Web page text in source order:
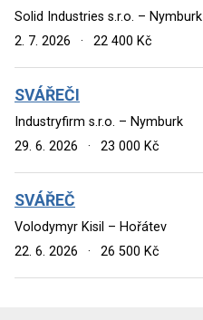
Solid Industries s.r.o. – Nymburk
2. 7. 2026
· 22 400 Kč
SVÁŘEČI
Industryfirm s.r.o. – Nymburk
29. 6. 2026
· 23 000 Kč
SVÁŘEČ
Volodymyr Kisil – Hořátev
22. 6. 2026
· 26 500 Kč